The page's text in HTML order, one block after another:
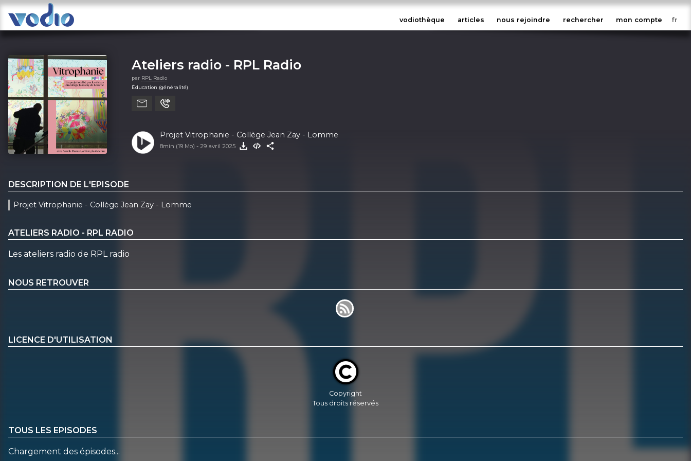
vodiothèque articles nous rejoindre rechercher mon compte
Ateliers radio - RPL Radio
par RPL Radio
Éducation (généralité)
Projet Vitrophanie - Collège Jean Zay - Lomme
8min (19 Mo) - 29 avril 2025
DESCRIPTION DE L'EPISODE
Projet Vitrophanie - Collège Jean Zay - Lomme
ATELIERS RADIO - RPL RADIO
Les ateliers radio de RPL radio
NOUS RETROUVER
LICENCE D'UTILISATION
Copyright
Tous droits réservés
TOUS LES EPISODES
Chargement des épisodes...